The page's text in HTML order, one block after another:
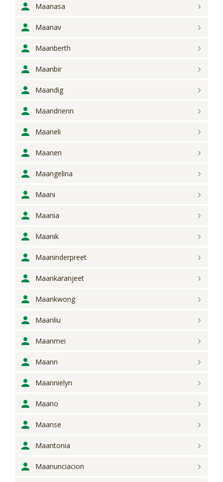
Maanasa
Maanav
Maanberth
Maanbir
Maandig
Maandrienn
Maaneli
Maanen
Maangelina
Maani
Maania
Maanik
Maaninderpreet
Maankaranjeet
Maankwong
Maanliu
Maanmei
Maann
Maannielyn
Maano
Maanse
Maantonia
Maanunciacion